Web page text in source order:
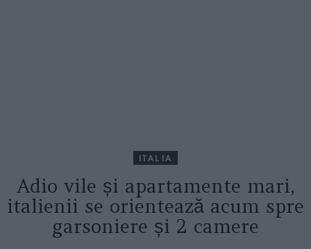
ITALIA
Adio vile și apartamente mari,
italienii se orientează acum spre
garsoniere și 2 camere